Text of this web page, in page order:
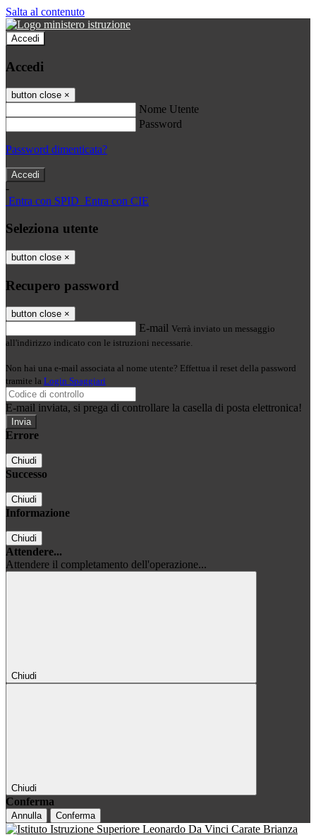
Salta al contenuto
Accedi
Accedi
button close ×
Nome Utente
Password
Password dimenticata?
-
Entra con SPID Entra con CIE
Seleziona utente
button close ×
Recupero password
button close ×
E-mail Verrà inviato un messaggio
all'indirizzo indicato con le istruzioni necessarie.
Non hai una e-mail associata al nome utente? Effettua il reset della password
tramite la Login Spaggiari
E-mail inviata, si prega di controllare la casella di posta elettronica!
Errore
Chiudi
Successo
Chiudi
Informazione
Chiudi
Attendere...
Attendere il completamento dell'operazione...
Chiudi
Chiudi
Conferma
Annulla Conferma